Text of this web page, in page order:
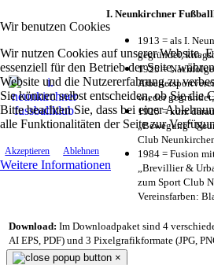
Wir benutzen Cookies
Wir nutzen Cookies auf unserer Website.
essenziell für den Betrieb der Seite,
Website und die Nutzererfahrung zu
Sie können selbst entscheiden, ob Sie die
Bitte beachten Sie, dass bei einer
alle Funktionalitäten der Seite zur
Akzeptieren Ablehnen
Weitere Informationen
I. Neunkirchner
1913 = als I.
gegründet,
1925 =
wieder gegründet;
1925 = kurz
„Bewegung“
Club
1984 = Fusion
„Brevillier &
zum Sport Club
Vereinsfarben:
Download: Im Downloadpaket sind 4
AI EPS, PDF) und 3 Pixelgrafikformate (JPG,
×